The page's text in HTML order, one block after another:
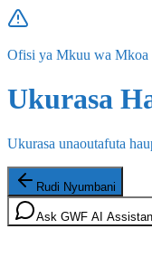
Ofisi ya Mkuu wa Mkoa
Ukurasa
Ukurasa unaoutafuta
Rudi Nyumbani
Ask GWF AI